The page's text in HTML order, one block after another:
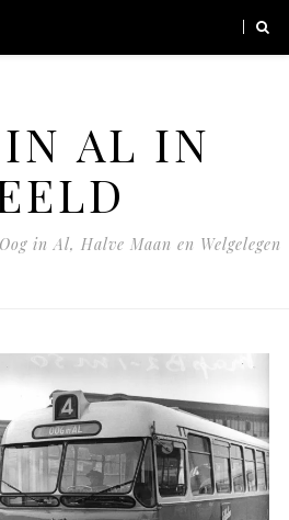
AL IN
in Al, Halve Maan en Welgelegen